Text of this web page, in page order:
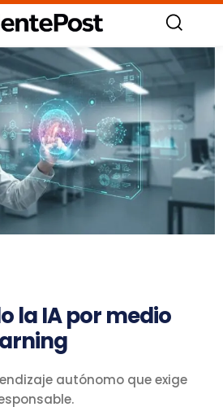
la IA por medio
autónomo que exige